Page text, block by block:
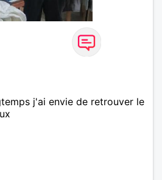
j'ai envie de retrouver le